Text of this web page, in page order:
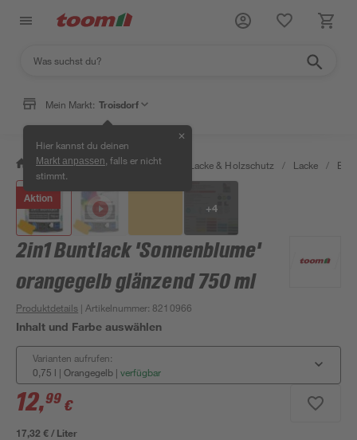
Mein Markt: Troisdorf
Hier kannst du deinen
Markt anpassen , falls er nicht
stimmt.
✕
/ Bauen & Renovieren / Farben, Lacke & Holzschutz / Lacke /
Aktion
+4
2in1 Buntlack 'Sonnenblume'
orangegelb glänzend 750 ml
Produktdetails | Artikelnummer: 8210966
Inhalt und Farbe auswählen
Varianten aufrufen:
0,75 l | Orangegelb | verfügbar
12,99 €
17,32 € / Liter